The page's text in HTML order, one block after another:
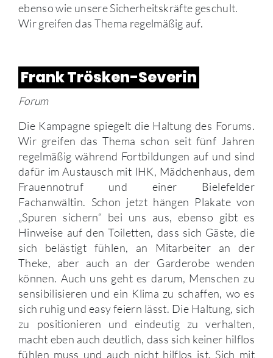
ebenso wie unsere Sicherheitskräfte geschult.
Wir greifen das Thema regelmäßig auf.
Frank Trösken-Severin
Forum
Die Kampagne spiegelt die Haltung des Forums.
Wir greifen das Thema schon seit fünf Jahren
regelmäßig während Fortbildungen auf und sind
dafür im Austausch mit IHK, Mädchenhaus, dem
Frauennotruf und einer Bielefelder
Fachanwältin. Schon jetzt hängen Plakate von
„Spuren sichern“ bei uns aus, ebenso gibt es
Hinweise auf den Toiletten, dass sich Gäste, die
sich belästigt fühlen, an Mitarbeiter an der
Theke, aber auch an der Garderobe wenden
können. Auch uns geht es darum, Menschen zu
sensibilisieren und ein Klima zu schaffen, wo es
sich ruhig und easy feiern lässt. Die Haltung, sich
zu positionieren und eindeutig zu verhalten,
macht eben auch deutlich, dass sich keiner hilflos
fühlen muss und auch nicht hilflos ist. Sich mit